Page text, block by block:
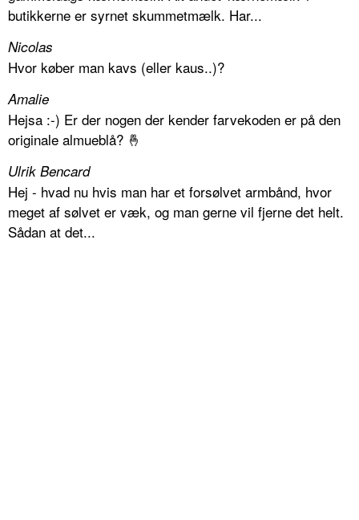
butikkerne er syrnet skummetmælk. Har...
Nicolas
Hvor køber man kavs (eller kaus..)?
Amalie
Hejsa :-) Er der nogen der kender farvekoden er på den
originale almueblå? 🤞
Ulrik Bencard
Hej - hvad nu hvis man har et forsølvet armbånd, hvor
meget af sølvet er væk, og man gerne vil fjerne det helt.
Sådan at det...